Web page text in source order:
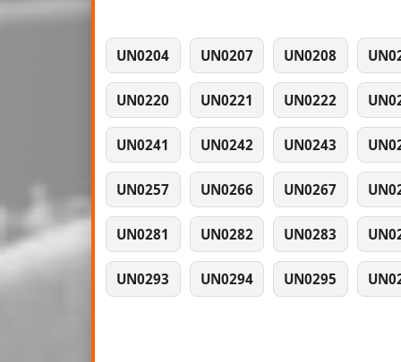
UN0204 UN0207 UN0208
UN0220 UN0221 UN0222
UN0241 UN0242 UN0243
UN0257 UN0266 UN0267
UN0281 UN0282 UN0283
UN0293 UN0294 UN0295